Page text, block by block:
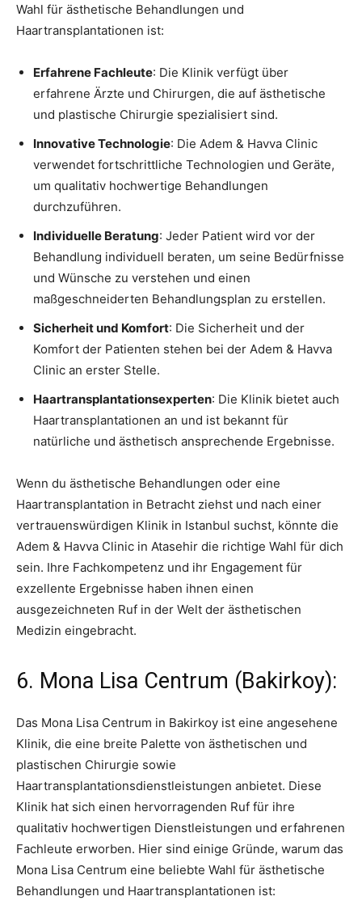
Wahl für ästhetische Behandlungen und
Haartransplantationen ist:
Erfahrene Fachleute: Die Klinik verfügt über
erfahrene Ärzte und Chirurgen, die auf ästhetische
und plastische Chirurgie spezialisiert sind.
Innovative Technologie: Die Adem & Havva Clinic
verwendet fortschrittliche Technologien und Geräte,
um qualitativ hochwertige Behandlungen
durchzuführen.
Individuelle Beratung: Jeder Patient wird vor der
Behandlung individuell beraten, um seine Bedürfnisse
und Wünsche zu verstehen und einen
maßgeschneiderten Behandlungsplan zu erstellen.
Sicherheit und Komfort: Die Sicherheit und der
Komfort der Patienten stehen bei der Adem & Havva
Clinic an erster Stelle.
Haartransplantationsexperten: Die Klinik bietet auch
Haartransplantationen an und ist bekannt für
natürliche und ästhetisch ansprechende Ergebnisse.
Wenn du ästhetische Behandlungen oder eine
Haartransplantation in Betracht ziehst und nach einer
vertrauenswürdigen Klinik in Istanbul suchst, könnte die
Adem & Havva Clinic in Atasehir die richtige Wahl für dich
sein. Ihre Fachkompetenz und ihr Engagement für
exzellente Ergebnisse haben ihnen einen
ausgezeichneten Ruf in der Welt der ästhetischen
Medizin eingebracht.
6. Mona Lisa Centrum (Bakirkoy):
Das Mona Lisa Centrum in Bakirkoy ist eine angesehene
Klinik, die eine breite Palette von ästhetischen und
plastischen Chirurgie sowie
Haartransplantationsdienstleistungen anbietet. Diese
Klinik hat sich einen hervorragenden Ruf für ihre
qualitativ hochwertigen Dienstleistungen und erfahrenen
Fachleute erworben. Hier sind einige Gründe, warum das
Mona Lisa Centrum eine beliebte Wahl für ästhetische
Behandlungen und Haartransplantationen ist: